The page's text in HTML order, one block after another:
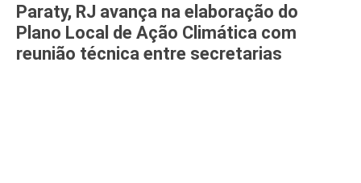
Paraty, RJ avança na elaboração do
Plano Local de Ação Climática com
reunião técnica entre secretarias